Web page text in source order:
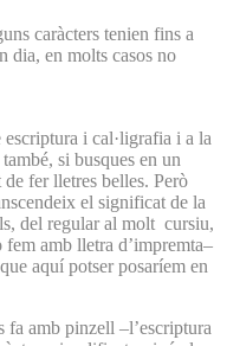
caràcters tenien fins a
dia, en molts casos no
i cal·ligrafia i a la
si busques en un
fer lletres belles. Però
el significat de la
del regular al molt cursiu,
amb lletra d’impremta–
aquí potser posaríem en
fa amb pinzell –l’escriptura